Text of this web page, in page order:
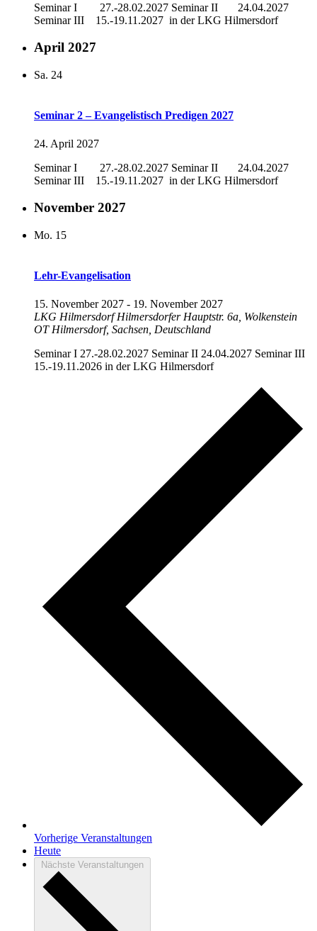
Seminar I 27.-28.02.2027 Seminar II 24.04.2027
Seminar III 15.-19.11.2027 in der LKG Hilmersdorf
April 2027
Sa. 24
Seminar 2 – Evangelistisch Predigen 2027
24. April 2027
Seminar I 27.-28.02.2027 Seminar II 24.04.2027
Seminar III 15.-19.11.2027 in der LKG Hilmersdorf
November 2027
Mo. 15
Lehr-Evangelisation
15. November 2027 - 19. November 2027
LKG HilmersdorfHilmersdorfer Hauptstr. 6a, Wolkenstein
OT Hilmersdorf, Sachsen, Deutschland
Seminar I 27.-28.02.2027 Seminar II 24.04.2027 Seminar III
15.-19.11.2026 in der LKG Hilmersdorf
Vorherige Veranstaltungen
Heute
Nächste Veranstaltungen